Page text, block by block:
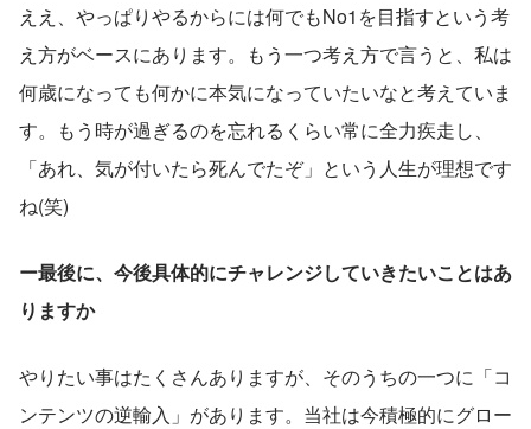
ええ、やっぱりやるからには何でもNo1を目指すという考
え方がベースにあります。もう一つ考え方で言うと、私は
何歳になっても何かに本気になっていたいなと考えていま
す。もう時が過ぎるのを忘れるくらい常に全力疾走し、
「あれ、気が付いたら死んでたぞ」という人生が理想です
ね(笑)
ー最後に、今後具体的にチャレンジしていきたいことはあ
りますか
やりたい事はたくさんありますが、そのうちの一つに「コ
ンテンツの逆輸入」があります。当社は今積極的にグロー